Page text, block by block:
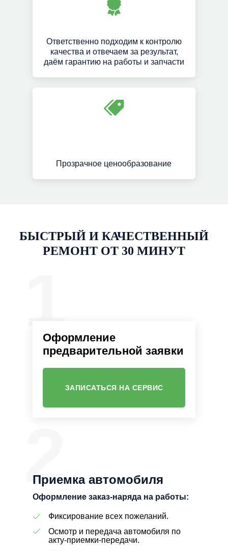
Ответственно подходим к контролю
качества и отвечаем за результат,
даём гарантию на работы и запчасти
Прозрачное ценообразование
БЫСТРЫЙ И КАЧЕСТВЕННЫЙ
РЕМОНТ ОТ 30 МИНУТ
2
Оформление
предварительной заявки
Приемка автомобиля
Оформление заказ-наряда на работы:
ЗАПИСАТЬСЯ НА СЕРВИС
Фиксирование всех пожеланий.
Осмотр и передача автомобиля по
акту-приемки-передачи.